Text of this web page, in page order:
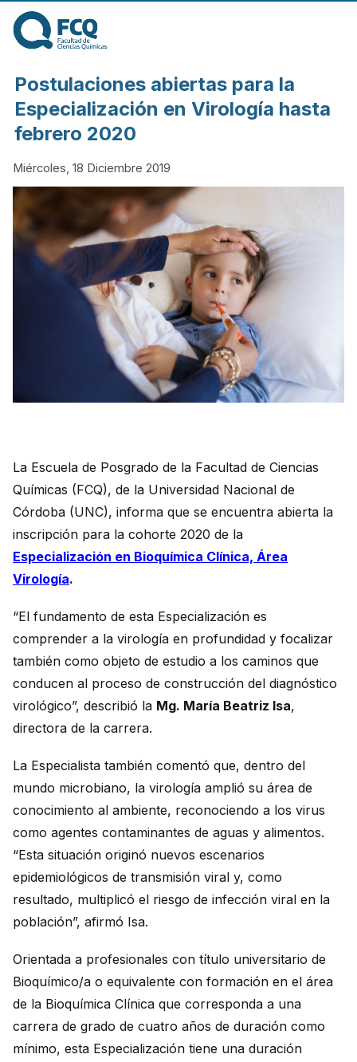
CIENCIAS
LA
UNIVERSIDAD
NACIONAL DE
CÓRDOBA
Postulaciones abiertas para la
Especialización en Virología hasta
febrero 2020
Miércoles, 18 Diciembre 2019
La Escuela de Posgrado de la Facultad de Ciencias
Químicas (FCQ), de la Universidad Nacional de
Córdoba (UNC), informa que se encuentra abierta la
inscripción para la cohorte 2020 de la
Especialización en Bioquímica Clínica, Área
Virología.
“El fundamento de esta Especialización es
comprender a la virología en profundidad y focalizar
también como objeto de estudio a los caminos que
conducen al proceso de construcción del diagnóstico
virológico”, describió la Mg. María Beatriz Isa,
directora de la carrera.
La Especialista también comentó que, dentro del
mundo microbiano, la virología amplió su área de
conocimiento al ambiente, reconociendo a los virus
como agentes contaminantes de aguas y alimentos.
“Esta situación originó nuevos escenarios
epidemiológicos de transmisión viral y, como
resultado, multiplicó el riesgo de infección viral en la
población”, afirmó Isa.
Orientada a profesionales con título universitario de
Bioquímico/a o equivalente con formación en el área
de la Bioquímica Clínica que corresponda a una
carrera de grado de cuatro años de duración como
mínimo, esta Especialización tiene una duración